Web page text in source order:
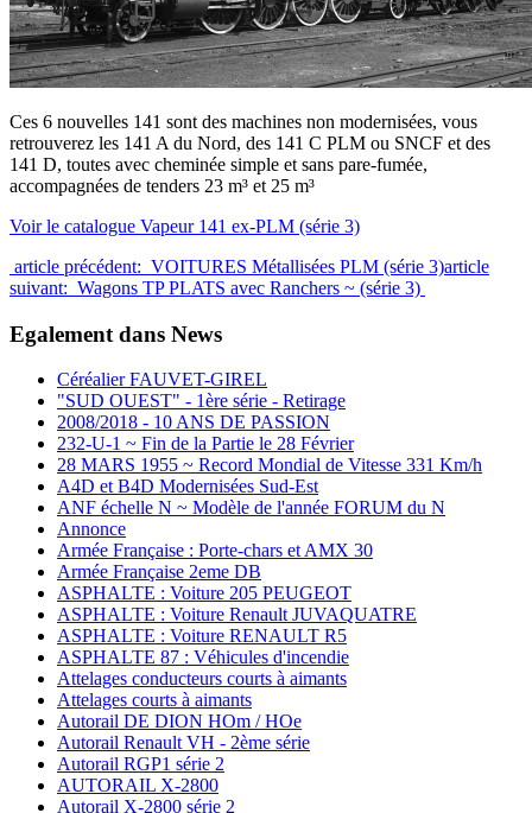
Ces 6 nouvelles 141 sont des machines non modernisées, vous
retrouverez les 141 A du Nord, des 141 C PLM ou SNCF et des
141 D, toutes avec cheminée simple et sans pare-fumée,
accompagnées de tenders 23 m³ et 25 m³
Voir le catalogue Vapeur 141 ex-PLM (série 3)
article précédent: VOITURES Métallisées PLM (série 3)article
suivant: Wagons TP PLATS avec Ranchers ~ (série 3)
Egalement dans News
Céréalier FAUVET-GIREL
"SUD OUEST" - 1ère série - Retirage
2008/2018 - 10 ANS DE PASSION
232-U-1 ~ Fin de la Partie le 28 Février
28 MARS 1955 ~ Record Mondial de Vitesse 331 Km/h
A4D et B4D Modernisées Sud-Est
ANF échelle N ~ Modèle de l'année FORUM du N
Annonce
Armée Française : Porte-chars et AMX 30
Armée Française 2eme DB
ASPHALTE : Voiture 205 PEUGEOT
ASPHALTE : Voiture Renault JUVAQUATRE
ASPHALTE : Voiture RENAULT R5
ASPHALTE 87 : Véhicules d'incendie
Attelages conducteurs courts à aimants
Attelages courts à aimants
Autorail DE DION HOm / HOe
Autorail Renault VH - 2ème série
Autorail RGP1 série 2
AUTORAIL X-2800
Autorail X-2800 série 2